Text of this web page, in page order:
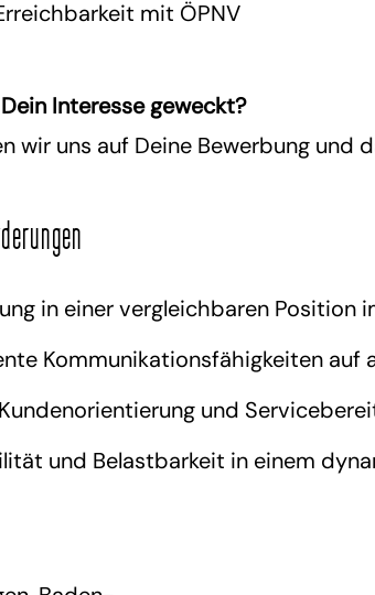
mit ÖPNV
Interesse geweckt?
wir uns auf Deine Bewerbung und
in einer vergleichbaren Position
Kommunikationsfähigkeiten auf
und
und Belastbarkeit in einem